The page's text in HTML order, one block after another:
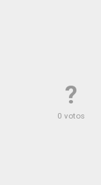
?
0 votos